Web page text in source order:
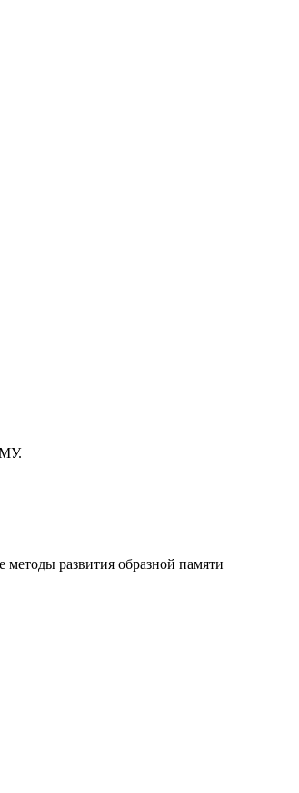
методы развития образной памяти